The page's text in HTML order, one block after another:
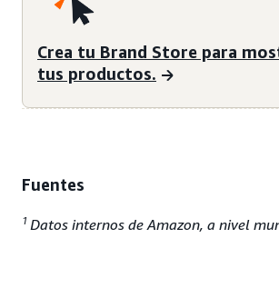
Crea tu Brand Store para
tus productos.
Fuentes
1 Datos internos de Amazon, a nivel